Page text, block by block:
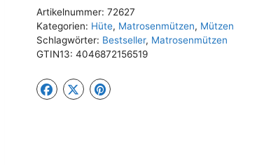
Artikelnummer: 72627
Kategorien: Hüte, Matrosenmützen, Mützen
Schlagwörter: Bestseller, Matrosenmützen
GTIN13: 4046872156519